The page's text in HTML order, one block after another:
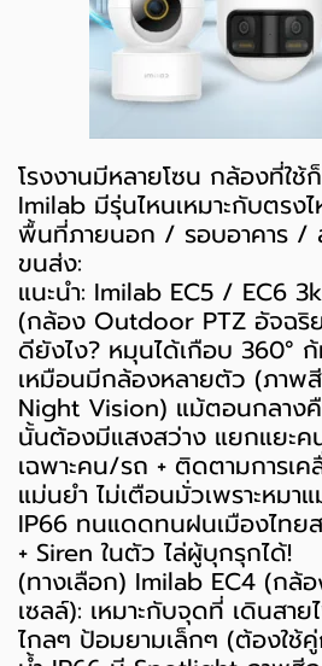
โรงงานมีหลายโซน กล้องที่ใ
Imilab มีรุ่นไหนเหมาะกับตรง
พื้นที่ภายนอก / รอบอาคาร /
ขนส่ง:
แนะนำ: Imilab EC5 / EC6
(กล้อง Outdoor PTZ อัจฉริ
ดียังไง? หมุนได้เกือบ 360°
เหมือนมีกล้องหลายตัว (ภาพ
Night Vision) แม้ตอนกลาง
นั้นต้องมีแสงสว่าง แยกแยะ
เฉพาะคน/รถ + ติดตามการเ
แม่นยำ ไม่เตือนมั่วเพราะหม
IP66 ทนแดดทนฝนเมืองไท
+ Siren ในตัว ไล่ผู้บุกรุกได้!
(ทางเลือก) Imilab EC4 (กล้
เซลล์): เหมาะกับจุดที่ เดินสาย
ไกลๆ ป้อมยามเล็กๆ (ต้องใช้